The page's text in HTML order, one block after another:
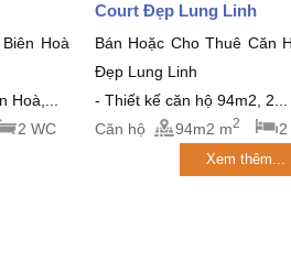
Hoà
Hoà,...
2 WC
Court Đẹp Lung Linh
Bán Hoặc Cho Thuê Căn
Đẹp Lung Linh
- Thiết kế căn hộ 94m2, 2...
Căn hộ
94m2 m2 2
Xem thêm...